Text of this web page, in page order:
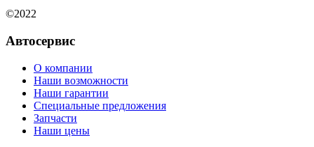
©2022
Автосервис
О компании
Наши возможности
Наши гарантии
Специальные предложения
Запчасти
Наши цены